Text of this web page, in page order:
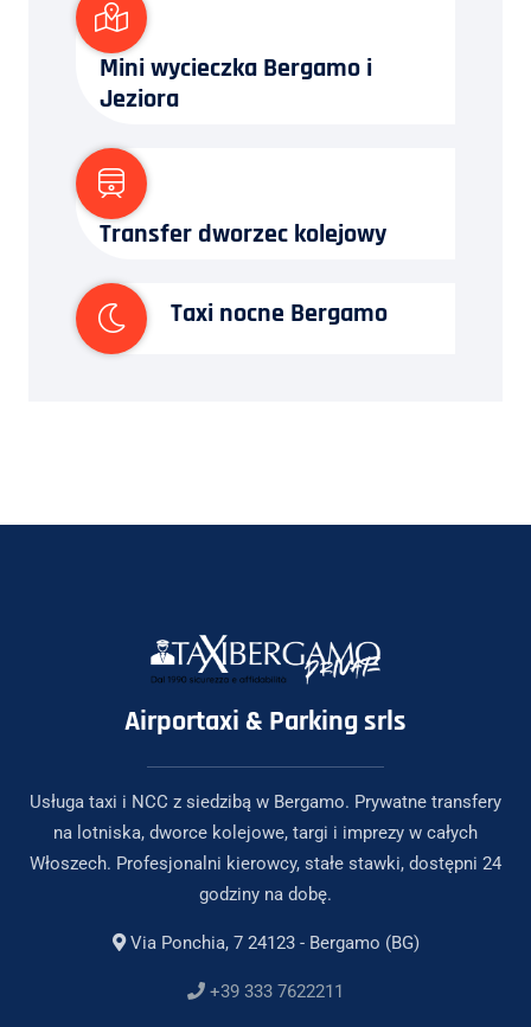
Mini wycieczka Bergamo i
Jeziora
Transfer dworzec kolejowy
Taxi nocne Bergamo
Airportaxi & Parking srls
Usługa taxi i NCC z siedzibą w Bergamo. Prywatne transfery
na lotniska, dworce kolejowe, targi i imprezy w całych
Włoszech. Profesjonalni kierowcy, stałe stawki, dostępni 24
godziny na dobę.
Via Ponchia, 7 24123 - Bergamo (BG)
+39 333 7622211